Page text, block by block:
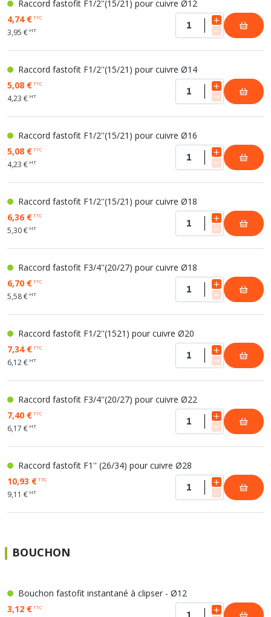
Raccord fastofit F1/2''(15/21) pour cuivre Ø12
4,74 €TTC
3,95 € HT
Raccord fastofit F1/2''(15/21) pour cuivre Ø14
5,08 €TTC
4,23 € HT
Raccord fastofit F1/2''(15/21) pour cuivre Ø16
5,08 €TTC
4,23 € HT
Raccord fastofit F1/2''(15/21) pour cuivre Ø18
6,36 €TTC
5,30 € HT
Raccord fastofit F3/4''(20/27) pour cuivre Ø18
6,70 €TTC
5,58 € HT
Raccord fastofit F1/2''(1521) pour cuivre Ø20
7,34 €TTC
6,12 € HT
Raccord fastofit F3/4''(20/27) pour cuivre Ø22
7,40 €TTC
6,17 € HT
Raccord fastofit F1'' (26/34) pour cuivre Ø28
10,93 €TTC
9,11 € HT
BOUCHON
Bouchon fastofit instantané à clipser - Ø12
3,12 €TTC